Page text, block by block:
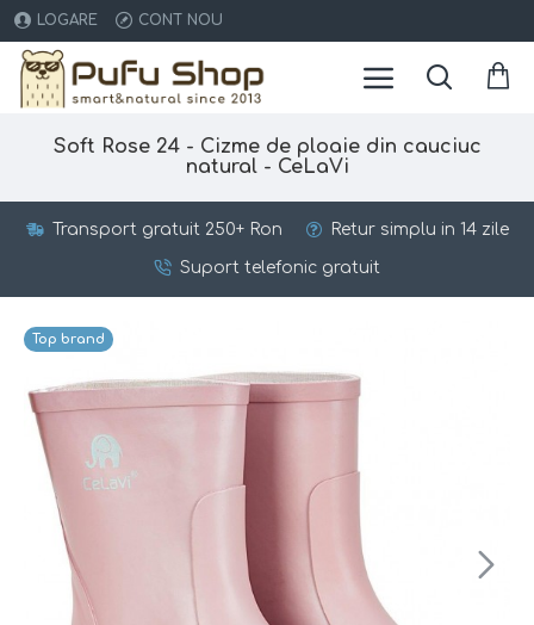
LOGARE CONT NOU
Soft Rose 24 - Cizme de ploaie din cauciuc
natural - CeLaVi
Transport gratuit 250+ Ron Retur simplu in 14 zile
Suport telefonic gratuit
Top brand